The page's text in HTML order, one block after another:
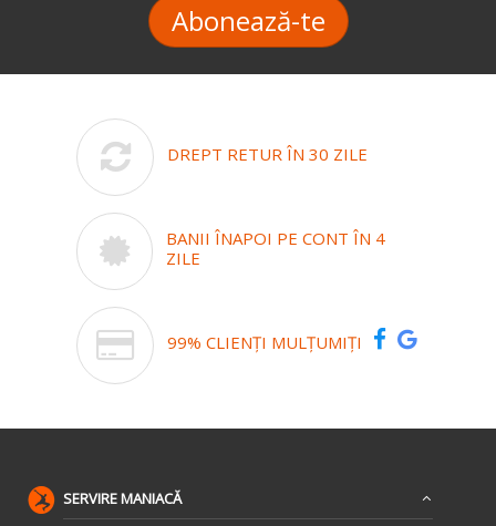
Abonează-te
DREPT RETUR ÎN 30 ZILE
BANII ÎNAPOI PE CONT ÎN 4
ZILE
99% CLIENȚI MULȚUMIȚI
SERVIRE MANIACĂ